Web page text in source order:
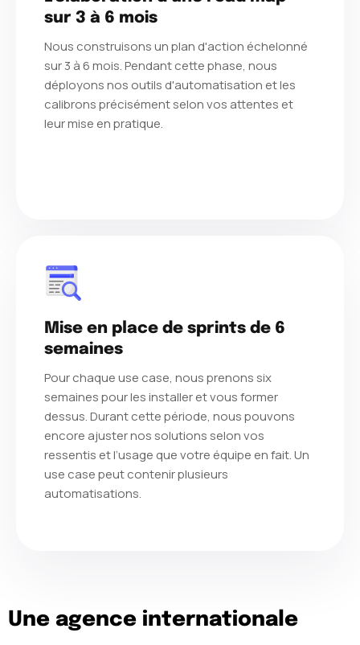
sur 3 à 6 mois
Nous construisons un plan d'action échelonné
sur 3 à 6 mois. Pendant cette phase, nous
déployons nos outils d'automatisation et les
calibrons précisément selon vos attentes et
leur mise en pratique.
Mise en place de sprints de 6
semaines
Pour chaque use case, nous prenons six
semaines pour les installer et vous former
dessus. Durant cette période, nous pouvons
encore ajuster nos solutions selon vos
ressentis et l’usage que votre équipe en fait. Un
use case peut contenir plusieurs
automatisations.
Une agence internationale